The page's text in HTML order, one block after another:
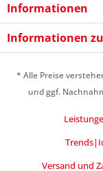
10 * 7 = ?
Informationen
Informationen
* Alle Preise
und ggf.
Versand und